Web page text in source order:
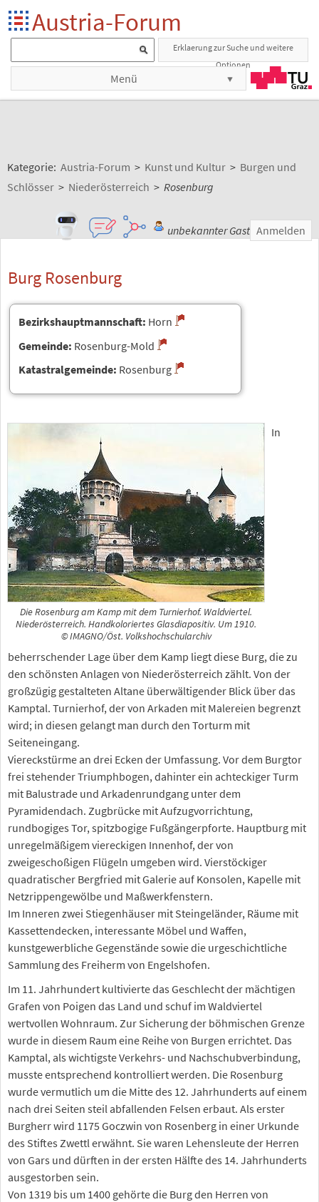
Austria-Forum
Erklaerung zur Suche und weitere
Optionen
Menü
Kategorie: Austria-Forum > Kunst und Kultur > Burgen und
Schlösser > Niederösterreich > Rosenburg
unbekannter Gast Anmelden
Burg Rosenburg
Bezirkshauptmannschaft: Horn
Gemeinde: Rosenburg-Mold
Katastralgemeinde: Rosenburg
Die Rosenburg am Kamp mit dem Turnierhof. Waldviertel.
Niederösterreich. Handkoloriertes Glasdiapositiv. Um 1910.
© IMAGNO/Öst. Volkshochschularchiv
In
beherrschender Lage über dem Kamp liegt diese Burg, die zu
den schönsten Anlagen von Niederösterreich zählt. Von der
großzügig gestalteten Altane überwältigender Blick über das
Kamptal. Turnierhof, der von Arkaden mit Malereien begrenzt
wird; in diesen gelangt man durch den Torturm mit
Seiteneingang.
Viereckstürme an drei Ecken der Umfassung. Vor dem Burgtor
frei stehender Triumphbogen, dahinter ein achteckiger Turm
mit Balustrade und Arkadenrundgang unter dem
Pyramidendach. Zugbrücke mit Aufzugvorrichtung,
rundbogiges Tor, spitzbogige Fußgängerpforte. Hauptburg mit
unregelmäßigem viereckigen Innenhof, der von
zweigeschoßigen Flügeln umgeben wird. Vierstöckiger
quadratischer Bergfried mit Galerie auf Konsolen, Kapelle mit
Netzrippengewölbe und Maßwerkfenstern.
Im Inneren zwei Stiegenhäuser mit Steingeländer, Räume mit
Kassettendecken, interessante Möbel und Waffen,
kunstgewerbliche Gegenstände sowie die urgeschichtliche
Sammlung des Freiherm von Engelshofen.
Im 11. Jahrhundert kultivierte das Geschlecht der mächtigen
Grafen von Poigen das Land und schuf im Waldviertel
wertvollen Wohnraum. Zur Sicherung der böhmischen Grenze
wurde in diesem Raum eine Reihe von Burgen errichtet. Das
Kamptal, als wichtigste Verkehrs- und Nachschubverbindung,
musste entsprechend kontrolliert werden. Die Rosenburg
wurde vermutlich um die Mitte des 12. Jahrhunderts auf einem
nach drei Seiten steil abfallenden Felsen erbaut. Als erster
Burgherr wird 1175 Goczwin von Rosenberg in einer Urkunde
des Stiftes Zwettl erwähnt. Sie waren Lehensleute der Herren
von Gars und dürften in der ersten Hälfte des 14. Jahrhunderts
ausgestorben sein.
Von 1319 bis um 1400 gehörte die Burg den Herren von